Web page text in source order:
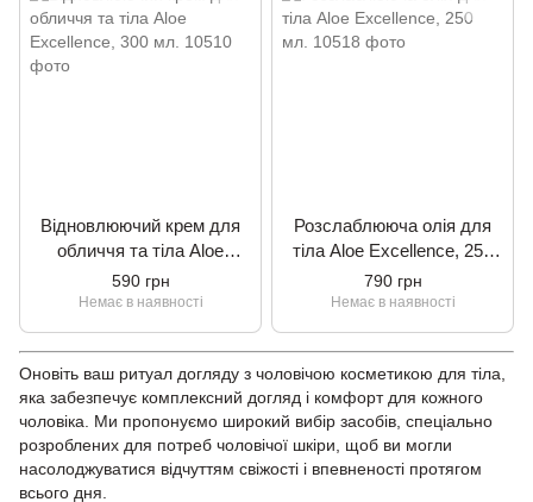
Відновлюючий крем для
обличчя та тіла Aloe
Excellence, 300 мл.
590 грн
Немає в наявності
Розслаблююча олія для
тіла Aloe Excellence, 250
мл.
790 грн
Немає в наявності
Оновіть ваш ритуал догляду з чоловічою косметикою для тіла,
яка забезпечує комплексний догляд і комфорт для кожного
чоловіка. Ми пропонуємо широкий вибір засобів, спеціально
розроблених для потреб чоловічої шкіри, щоб ви могли
насолоджуватися відчуттям свіжості і впевненості протягом
всього дня.